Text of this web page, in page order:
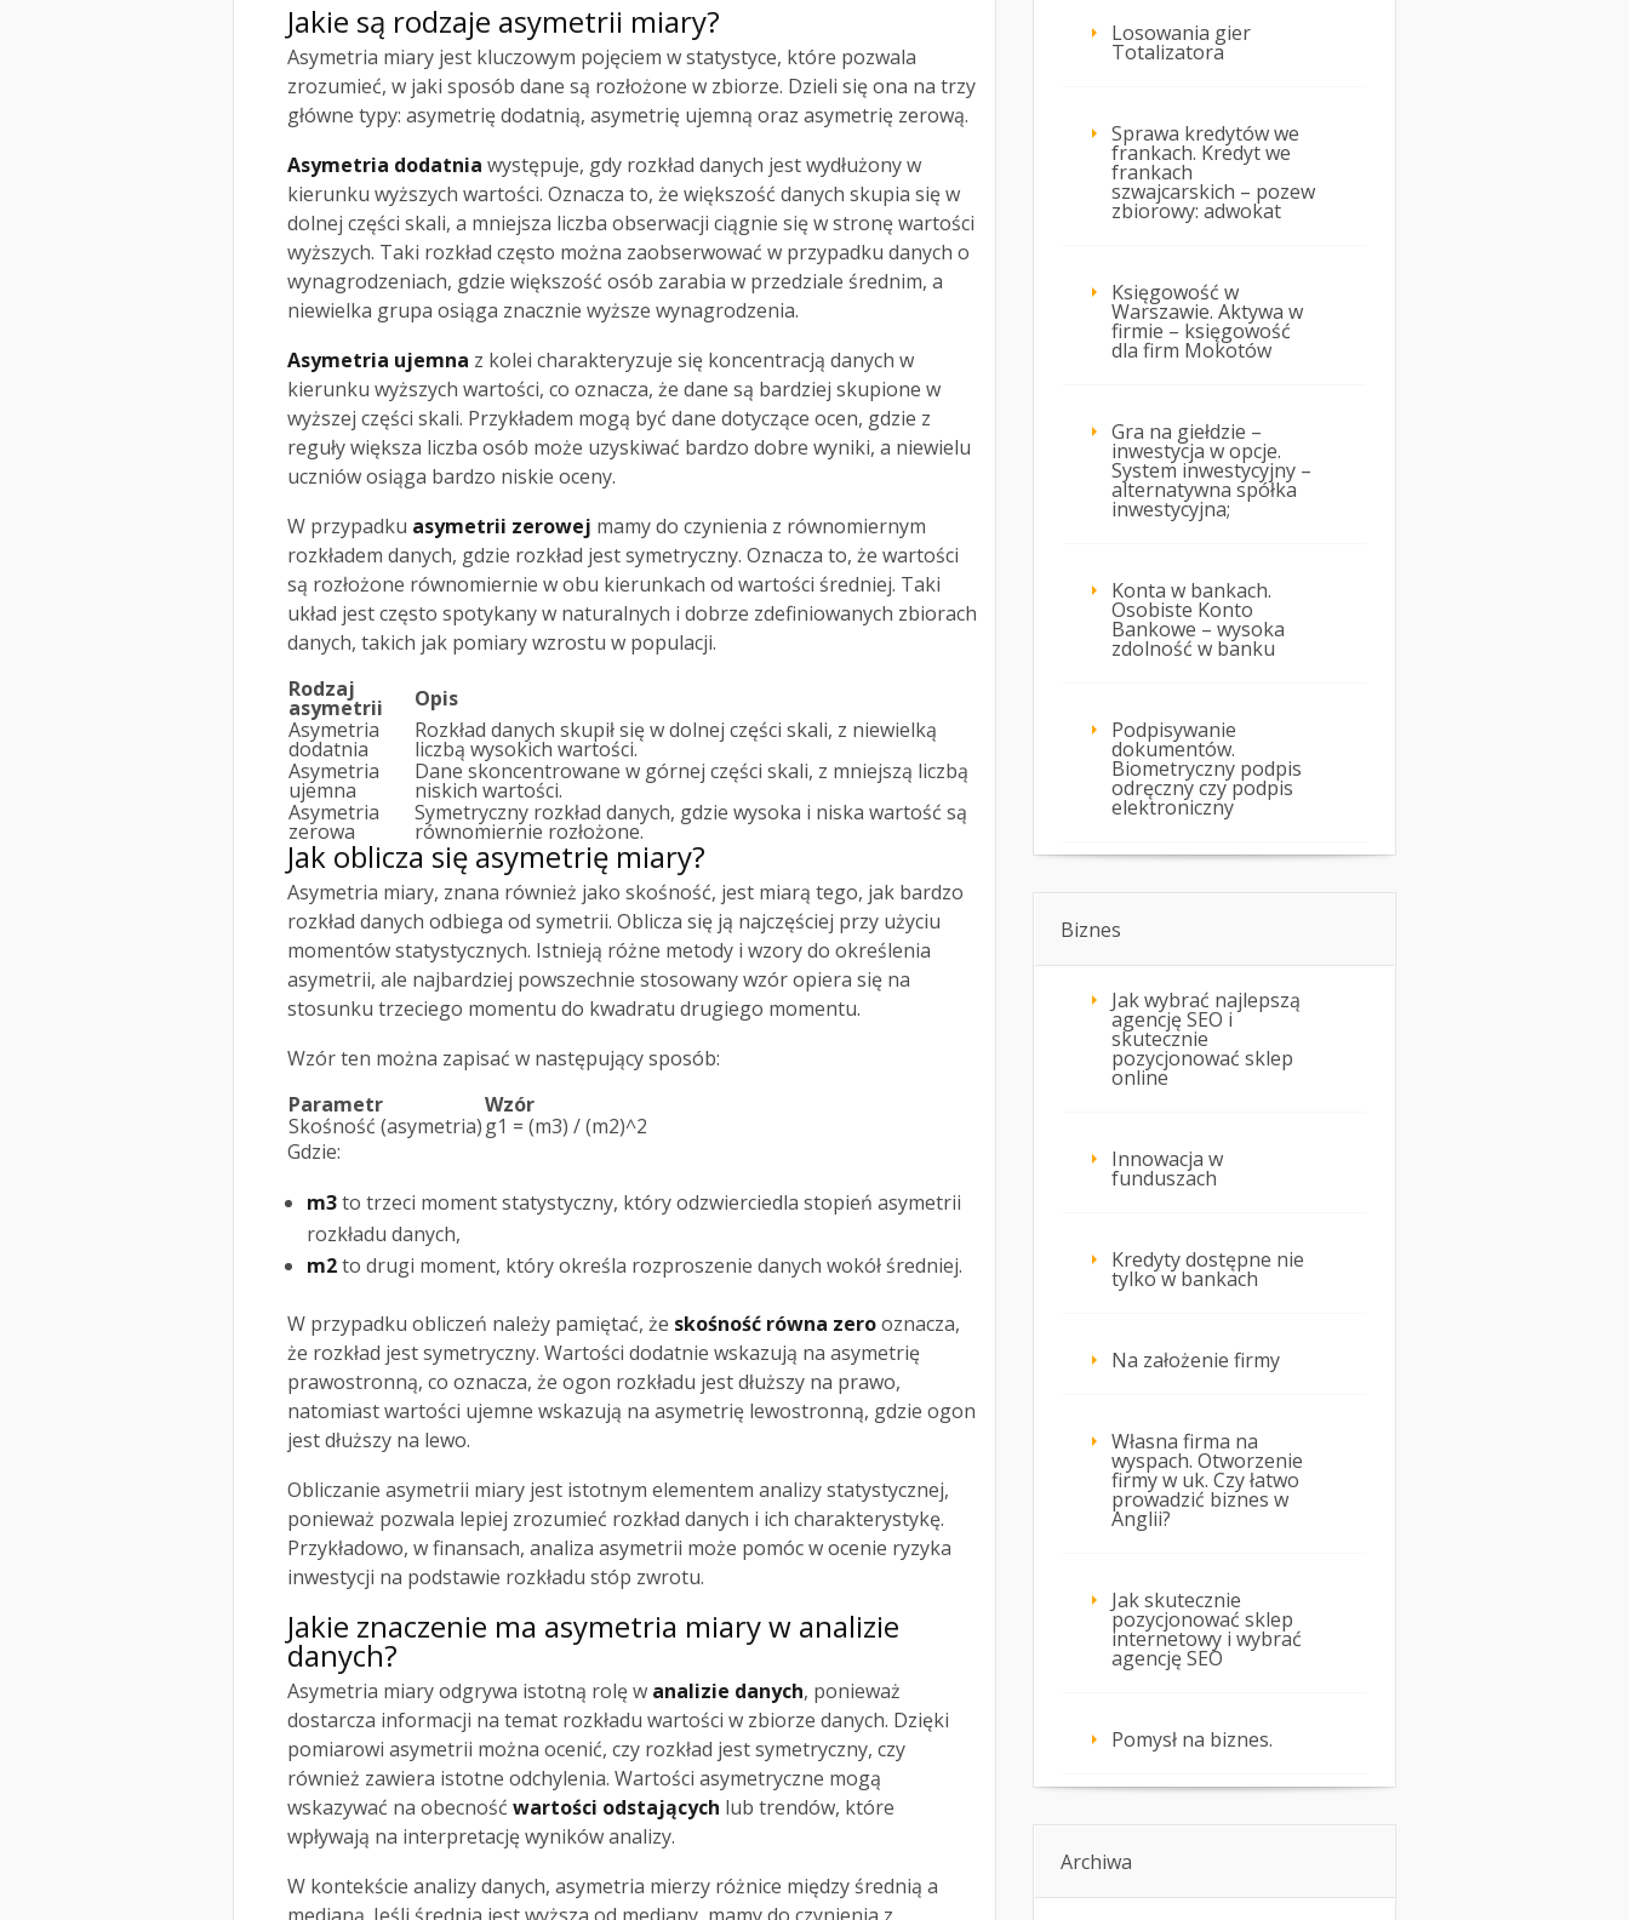
Jakie są rodzaje asymetrii miary?
Asymetria miary jest kluczowym pojęciem w statystyce, które pozwala
zrozumieć, w jaki sposób dane są rozłożone w zbiorze. Dzieli się ona na trzy
główne typy: asymetrię dodatnią, asymetrię ujemną oraz asymetrię zerową.
Asymetria dodatnia występuje, gdy rozkład danych jest wydłużony w
kierunku wyższych wartości. Oznacza to, że większość danych skupia się w
dolnej części skali, a mniejsza liczba obserwacji ciągnie się w stronę wartości
wyższych. Taki rozkład często można zaobserwować w przypadku danych o
wynagrodzeniach, gdzie większość osób zarabia w przedziale średnim, a
niewielka grupa osiąga znacznie wyższe wynagrodzenia.
Asymetria ujemna z kolei charakteryzuje się koncentracją danych w
kierunku wyższych wartości, co oznacza, że dane są bardziej skupione w
wyższej części skali. Przykładem mogą być dane dotyczące ocen, gdzie z
reguły większa liczba osób może uzyskiwać bardzo dobre wyniki, a niewielu
uczniów osiąga bardzo niskie oceny.
W przypadku asymetrii zerowej mamy do czynienia z równomiernym
rozkładem danych, gdzie rozkład jest symetryczny. Oznacza to, że wartości
są rozłożone równomiernie w obu kierunkach od wartości średniej. Taki
układ jest często spotykany w naturalnych i dobrze zdefiniowanych zbiorach
danych, takich jak pomiary wzrostu w populacji.
Rodzaj
asymetrii
Opis
Asymetria
dodatnia
Rozkład danych skupił się w dolnej części skali, z niewielką
liczbą wysokich wartości.
Asymetria
ujemna
Dane skoncentrowane w górnej części skali, z mniejszą liczbą
niskich wartości.
Asymetria
zerowa
Symetryczny rozkład danych, gdzie wysoka i niska wartość są
równomiernie rozłożone.
Jak oblicza się asymetrię miary?
Asymetria miary, znana również jako skośność, jest miarą tego, jak bardzo
rozkład danych odbiega od symetrii. Oblicza się ją najczęściej przy użyciu
momentów statystycznych. Istnieją różne metody i wzory do określenia
asymetrii, ale najbardziej powszechnie stosowany wzór opiera się na
stosunku trzeciego momentu do kwadratu drugiego momentu.
Wzór ten można zapisać w następujący sposób:
Parametr
Wzór
Skośność (asymetria)g1 = (m3) / (m2)^2
Gdzie:
m3to trzeci moment statystyczny, który odzwierciedla stopień asymetrii
rozkładu danych,
m2to drugi moment, który określa rozproszenie danych wokół średniej.
W przypadku obliczeń należy pamiętać, że skośność równa zerooznacza,
że rozkład jest symetryczny. Wartości dodatnie wskazują na asymetrię
prawostronną, co oznacza, że ogon rozkładu jest dłuższy na prawo,
natomiast wartości ujemne wskazują na asymetrię lewostronną, gdzie ogon
jest dłuższy na lewo.
Obliczanie asymetrii miary jest istotnym elementem analizy statystycznej,
ponieważ pozwala lepiej zrozumieć rozkład danych i ich charakterystykę.
Przykładowo, w finansach, analiza asymetrii może pomóc w ocenie ryzyka
inwestycji na podstawie rozkładu stóp zwrotu.
Jakie znaczenie ma asymetria miary w analizie
danych?
Asymetria miary odgrywa istotną rolę w analizie danych, ponieważ
dostarcza informacji na temat rozkładu wartości w zbiorze danych. Dzięki
pomiarowi asymetrii można ocenić, czy rozkład jest symetryczny, czy
również zawiera istotne odchylenia. Wartości asymetryczne mogą
wskazywać na obecność wartości odstających lub trendów, które
wpływają na interpretację wyników analizy.
W kontekście analizy danych, asymetria mierzy różnice między średnią a
Losowania gier
Totalizatora
Sprawa kredytów we
frankach. Kredyt we
frankach
szwajcarskich – pozew
zbiorowy: adwokat
Księgowość w
Warszawie. Aktywa w
firmie – księgowość
dla firm Mokotów
Gra na giełdzie –
inwestycja w opcje.
System inwestycyjny –
alternatywna spółka
inwestycyjna;
Konta w bankach.
Osobiste Konto
Bankowe – wysoka
zdolność w banku
Podpisywanie
dokumentów.
Biometryczny podpis
odręczny czy podpis
elektroniczny
Biznes
Jak wybrać najlepszą
agencję SEO i
skutecznie
pozycjonować sklep
online
Innowacja w
funduszach
Kredyty dostępne nie
tylko w bankach
Na założenie firmy
Własna firma na
wyspach. Otworzenie
firmy w uk. Czy łatwo
prowadzić biznes w
Anglii?
Jak skutecznie
pozycjonować sklep
internetowy i wybrać
agencję SEO
Pomysł na biznes.
Archiwa